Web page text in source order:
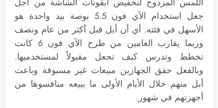
جعل استخدام الآي فون 5.5 بوصة بيد واحدة هو
الأسهل في فئته. أي أن أبل قبل أكثر من عام ونصف
وربما يقارب العامين من طرح الآي فون 6 كانت
تخطط وتدرس كيف تجعل مقبولاً لمستخدميها.
وبالفعل حقق الجهازين مبيعات غير مسبوقة وباعت
أبل منهم خلال الأيام الأولى ما يبيعه منافسوها من
أجهزتهم في شهور.